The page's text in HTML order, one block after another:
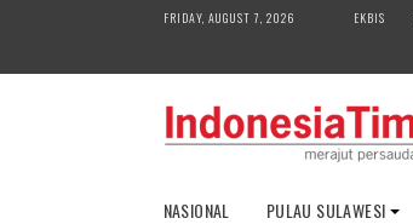
FRIDAY, AUGUST 7, 2026 EKBIS
NASIONAL PULAU SULAWESI